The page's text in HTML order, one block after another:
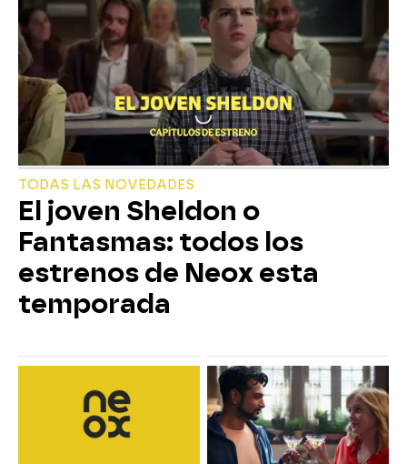
TODAS LAS NOVEDADES
El joven Sheldon o
Fantasmas: todos los
estrenos de Neox esta
temporada